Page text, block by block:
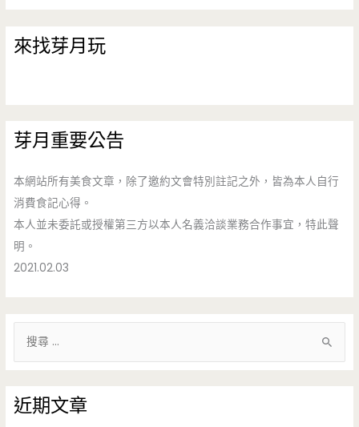
來找芽月玩
芽月重要公告
本網站所有美食文章，除了邀約文會特別註記之外，皆為本人自行
消費食記心得。
本人並未委託或授權第三方以本人名義洽談業務合作事宜，特此聲
明。
2021.02.03
鍵
字
近期文章